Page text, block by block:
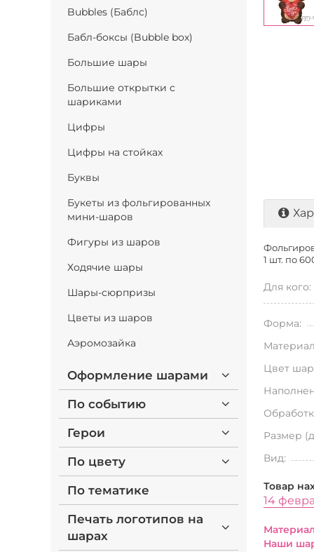
Bubbles (Баблс)
Бабл-боксы (Bubble box)
Большие шары
Большие открытки с
шариками
Цифры
Цифры на стойках
Буквы
Букеты из фольгированных
мини-шаров
Фигуры из шаров
Ходячие шары
Шары-сюрпризы
Цветы из шаров
Аэромозайка
Оформление шарами
По событию
Герои
По цвету
По тематике
Печать логотипов на
шарах
1 шт. по
Для кого:
Форма:
Цвет
Размер
Вид:
Товар
14
Наши